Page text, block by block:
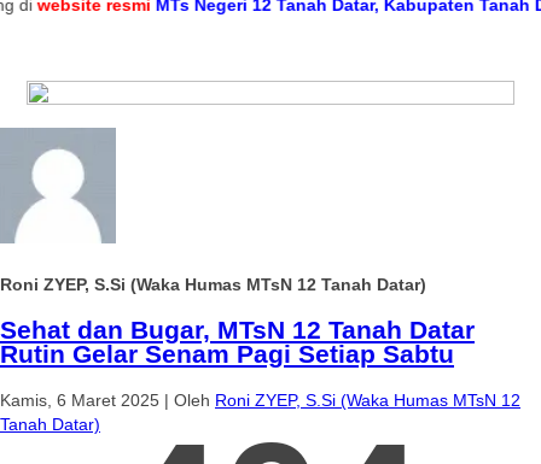
website resmi MTs Negeri 12 Tanah Datar, Kabupaten Tanah
Roni ZYEP, S.Si (Waka Humas MTsN 12 Tanah Datar)
Sehat dan Bugar, MTsN 12 Tanah Datar
Rutin Gelar Senam Pagi Setiap Sabtu
Kamis, 6 Maret 2025 | Oleh Roni ZYEP, S.Si (Waka Humas MTsN 12
Tanah Datar)